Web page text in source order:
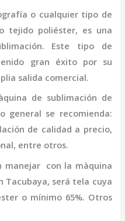
o cualquier tipo de
tejido poliéster, es una
Este tipo de
gran éxito por su
salida comercial.
de sublimación de
general se recomienda:
de calidad a precio,
entre otros.
manejar con la màquina
Tacubaya, será tela cuya
o mínimo 65%. Otros